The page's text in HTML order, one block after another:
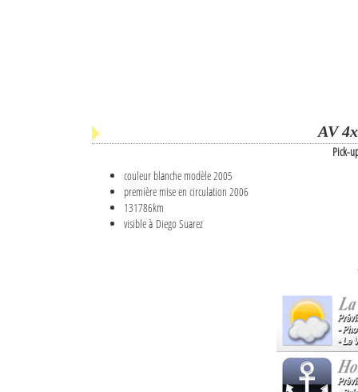
AV
Pick-
couleur blanche modèle 2005
première mise en circulation 2006
131786km
visible à Diego Suarez